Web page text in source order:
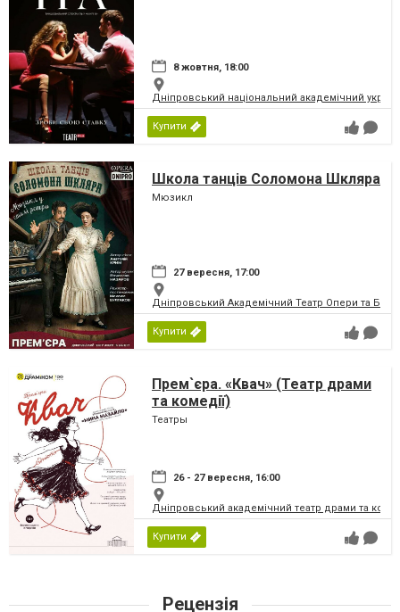
8 жовтня, 18:00
Дніпровський національний академічний
Купити
Школа танців Соломона Шкляра
Мюзикл
27 вересня, 17:00
Дніпровський Академічний Театр Опери та
Купити
Прем`єра. «Квач» (Театр драми
та комедії)
Театры
26 - 27 вересня, 16:00
Дніпровський академічний театр драми та
Купити
Рецензія